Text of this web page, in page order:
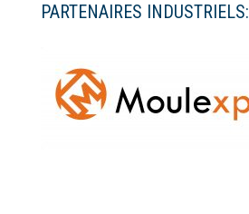
PARTENAIRES INDUSTRIELS: